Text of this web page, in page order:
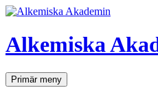
Hoppa
innehåll
Alkemiska
SökPrimär meny